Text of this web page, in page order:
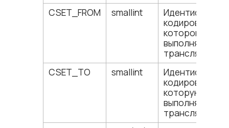
CSET_FROM
smallint
кодировки, из
которой
выполняется
трансляция.
CSET_TO
smallint
кодировки, в
которую
выполняется
трансляция.